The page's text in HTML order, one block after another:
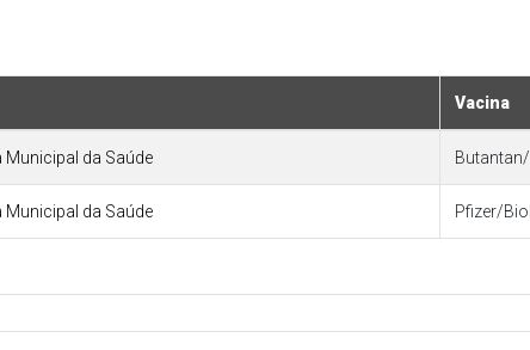
Vacina
Municipal da Saúde
Municipal da Saúde Pfizer/